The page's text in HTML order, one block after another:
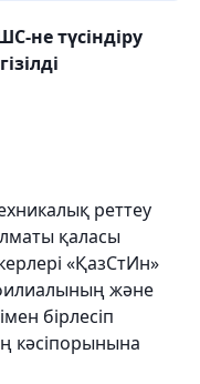
не түсіндіру
реттеу
қаласы
«ҚазСтИн»
және
бірлесіп
кәсіпорынына